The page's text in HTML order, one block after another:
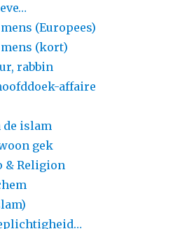
(Europees)
(kort)
rabbin
affaire
de islam
gek
& Religion